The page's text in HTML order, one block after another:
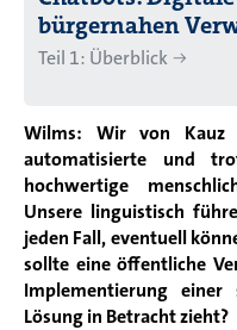
bürgernahen
Teil 1: Überblick
Wilms: Wir von
automatisierte und
hochwertige
Unsere linguistisch
jeden Fall, eventuell
sollte eine öffentliche
Implementierung einer
Lösung in Betracht zieht?